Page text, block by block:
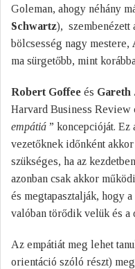
Goleman, ahogy néhány
Schwartz), szembenézett
bölcsesség nagy mestere,
ma sürgetőbb, mint
Robert Goffee és Gareth
Harvard Business Review
empátiá ” koncepcióját.
vezetőknek időnként
szükséges, ha az
azonban csak akkor
és megtapasztalják, hogy
valóban törődik velük és a
Az empátiát meg lehet
orientáció szóló részt)